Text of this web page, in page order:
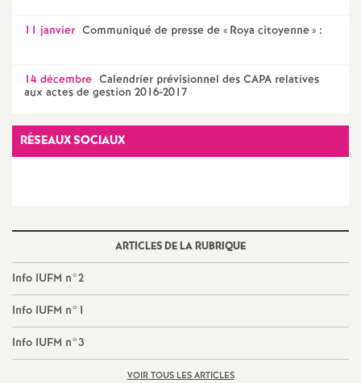
c
e
g
r
é
11 janvier Communiqué de presse de « Roya citoyenne» :
14 décembre Calendrier prévisionnel des CAPA relatives
aux actes de gestion 2016-2017
RÉSEAUX SOCIAUX
ARTICLES DE LA RUBRIQUE
Info IUFM n°2
Info IUFM n°1
Info IUFM n°3
VOIR TOUS LES ARTICLES